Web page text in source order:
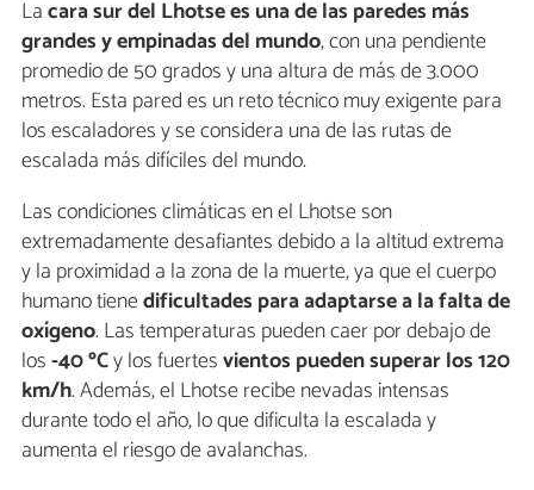
Lacara sur del Lhotse es una de las paredes más
grandes y empinadas del mundo, con una pendiente
promedio de 50 grados y una altura de más de 3.000
metros. Esta pared es un reto técnico muy exigente para
los escaladores y se considera una de las rutas de
escalada más difíciles del mundo.
Las condiciones climáticas en el Lhotse son
extremadamente desafiantes debido a la altitud extrema
y la proximidad a la zona de la muerte, ya que el cuerpo
humano tienedificultades para adaptarse a la falta de
oxígeno. Las temperaturas pueden caer por debajo de
los-40 ºCy los fuertesvientos pueden superar los 120
km/h. Además, el Lhotse recibe nevadas intensas
durante todo el año, lo que dificulta la escalada y
aumenta el riesgo de avalanchas.